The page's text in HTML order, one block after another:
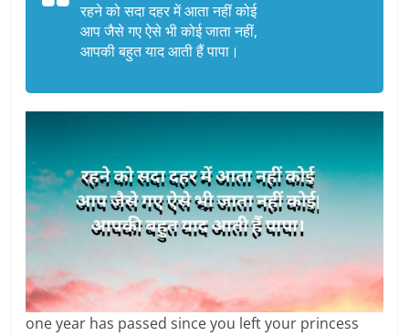
रहने को सदा दहर में आता नहीं कोई
आप जैसे गए ऐसे भी कोई जाता नहीं,
आपकी बहुत याद आती हैं पापा।
one year has passed since you left your princess